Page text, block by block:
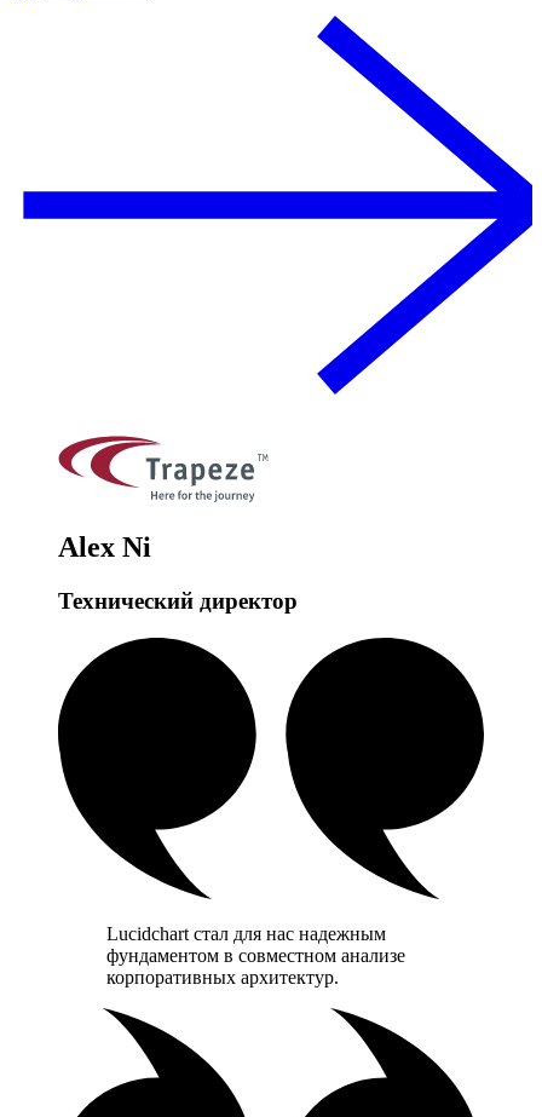
Alex Ni
Технический директор
Lucidchart стал для нас надежным
фундаментом в совместном анализе
корпоративных архитектур.